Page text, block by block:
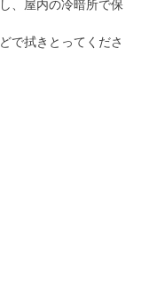
、屋内の冷暗所で保
で拭きとってくださ